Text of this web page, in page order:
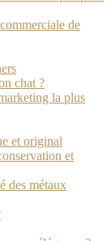
de
chat ?
la plus
et original
et
des métaux